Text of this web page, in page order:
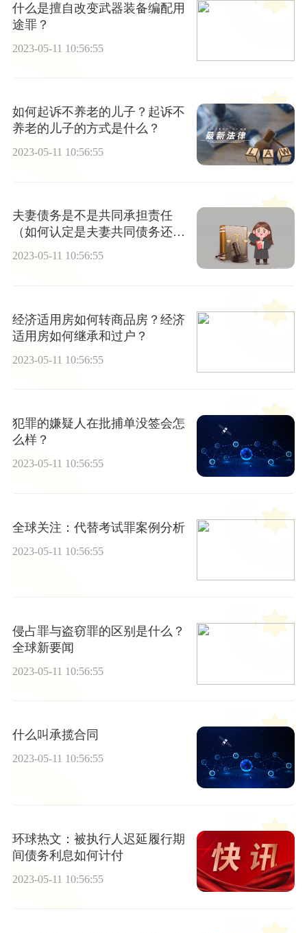
什么是擅自改变武器装备编配用
途罪？
2023-05-11 10:56:55
如何起诉不养老的儿子？起诉不
养老的儿子的方式是什么？
2023-05-11 10:56:55
夫妻债务是不是共同承担责任
（如何认定是夫妻共同债务还是
个人债务）
2023-05-11 10:56:55
经济适用房如何转商品房？经济
适用房如何继承和过户？
2023-05-11 10:56:55
犯罪的嫌疑人在批捕单没签会怎
么样？
2023-05-11 10:56:55
全球关注：代替考试罪案例分析
2023-05-11 10:56:55
侵占罪与盗窃罪的区别是什么？
全球新要闻
2023-05-11 10:56:55
什么叫承揽合同
2023-05-11 10:56:55
环球热文：被执行人迟延履行期
间债务利息如何计付
2023-05-11 10:56:55